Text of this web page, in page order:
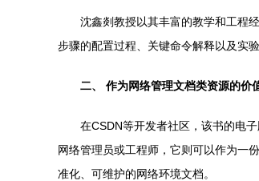
沈鑫剡教授以其丰富的教学和工程
步骤的配置过程、关键命令解释以及实
二、 作为网络管理文档类资源的价
在CSDN等开发者社区，该书的电
网络管理员或工程师，它则可以作为一
准化、可维护的网络环境文档。